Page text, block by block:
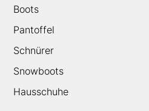
Boots
Pantoffel
Schnürer
Snowboots
Hausschuhe